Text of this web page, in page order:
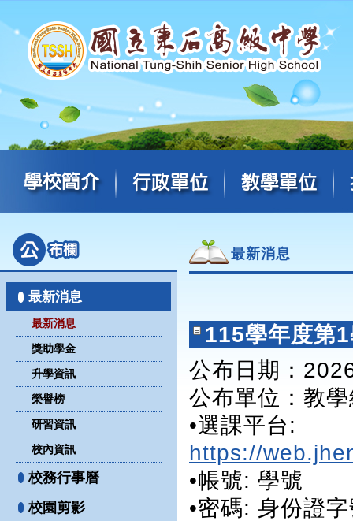
最新消息
最新消息
獎助學金
升學資訊
榮譽榜
研習資訊
校內資訊
校務行事曆
校園剪影
最新消息
115學年度第
公布日期：
公布單位 ：教
•選課平台:
https://
•帳號: 學號
•密碼: 身份證